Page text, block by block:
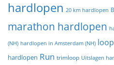
hardlopen 20 km hardlopen
marathon hardlopen
(NH) hardlopen in Amsterdam (NH) loop
hardlopen Run trimloop Uitslagen